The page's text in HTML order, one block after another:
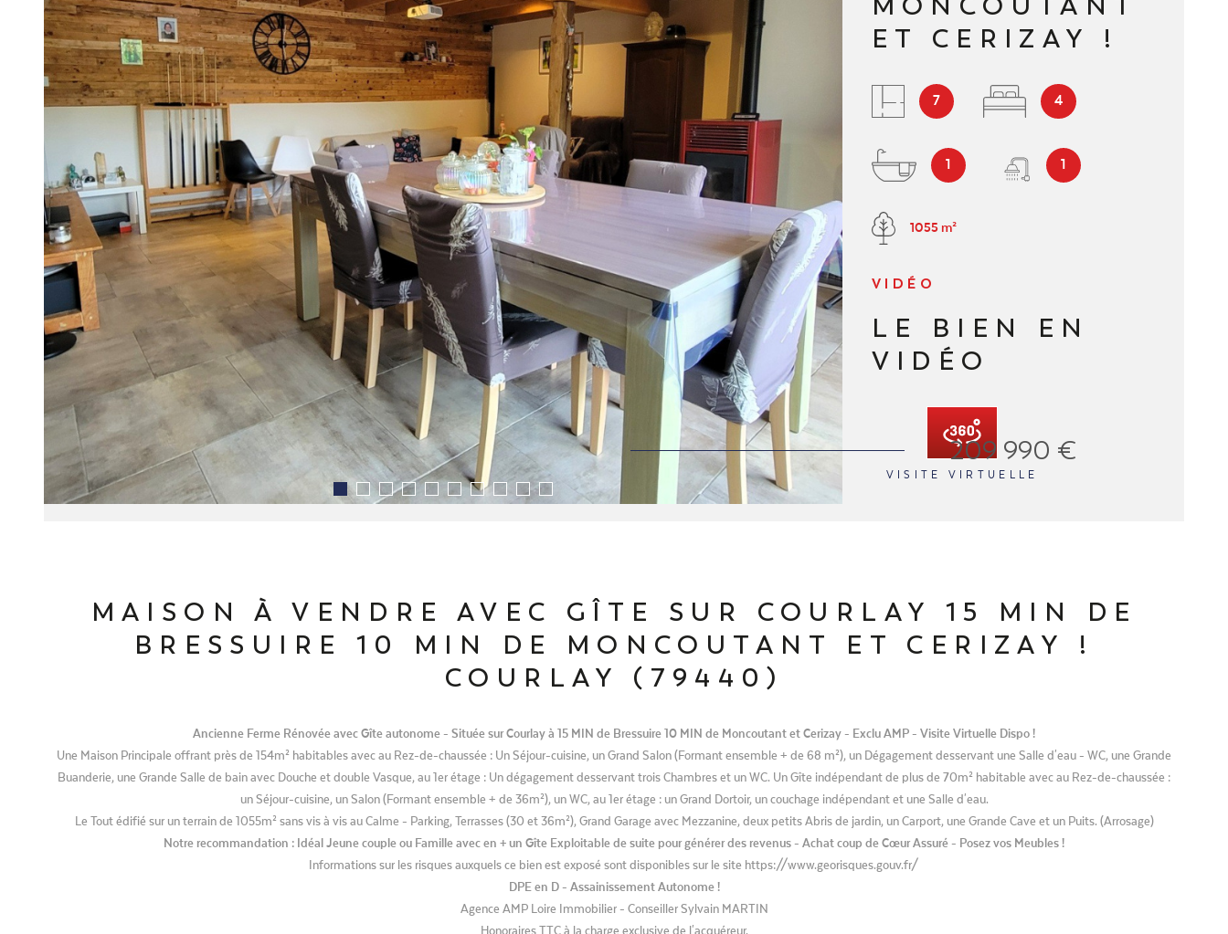
ET CERIZAY !
7 4
1 1
1055 m²
VIDÉO
LE BIEN EN
VIDÉO
VISITE VIRTUELLE
209 990 €
MAISON À VENDRE AVEC GÎTE SUR COURLAY 15 MIN DE
BRESSUIRE 10 MIN DE MONCOUTANT ET CERIZAY !
COURLAY (79440)
Ancienne Ferme Rénovée avec Gîte autonome - Située sur Courlay à 15 MIN de Bressuire 10 MIN de Moncoutant et Cerizay - Exclu AMP - Visite Virtuelle Dispo !
Une Maison Principale offrant près de 154m² habitables avec au Rez-de-chaussée : Un Séjour-cuisine, un Grand Salon (Formant ensemble + de 68 m²), un Dégagement desservant une Salle d'eau - WC, une Grande
Buanderie, une Grande Salle de bain avec Douche et double Vasque, au 1er étage : Un dégagement desservant trois Chambres et un WC. Un Gîte indépendant de plus de 70m² habitable avec au Rez-de-chaussée :
un Séjour-cuisine, un Salon (Formant ensemble + de 36m²), un WC, au 1er étage : un Grand Dortoir, un couchage indépendant et une Salle d'eau.
Le Tout édifié sur un terrain de 1055m² sans vis à vis au Calme - Parking, Terrasses (30 et 36m²), Grand Garage avec Mezzanine, deux petits Abris de jardin, un Carport, une Grande Cave et un Puits. (Arrosage)
Notre recommandation : Idéal Jeune couple ou Famille avec en + un Gîte Exploitable de suite pour générer des revenus - Achat coup de Cœur Assuré - Posez vos Meubles !
Informations sur les risques auxquels ce bien est exposé sont disponibles sur le site https://www.georisques.gouv.fr/
DPE en D - Assainissement Autonome !
Agence AMP Loire Immobilier - Conseiller Sylvain MARTIN